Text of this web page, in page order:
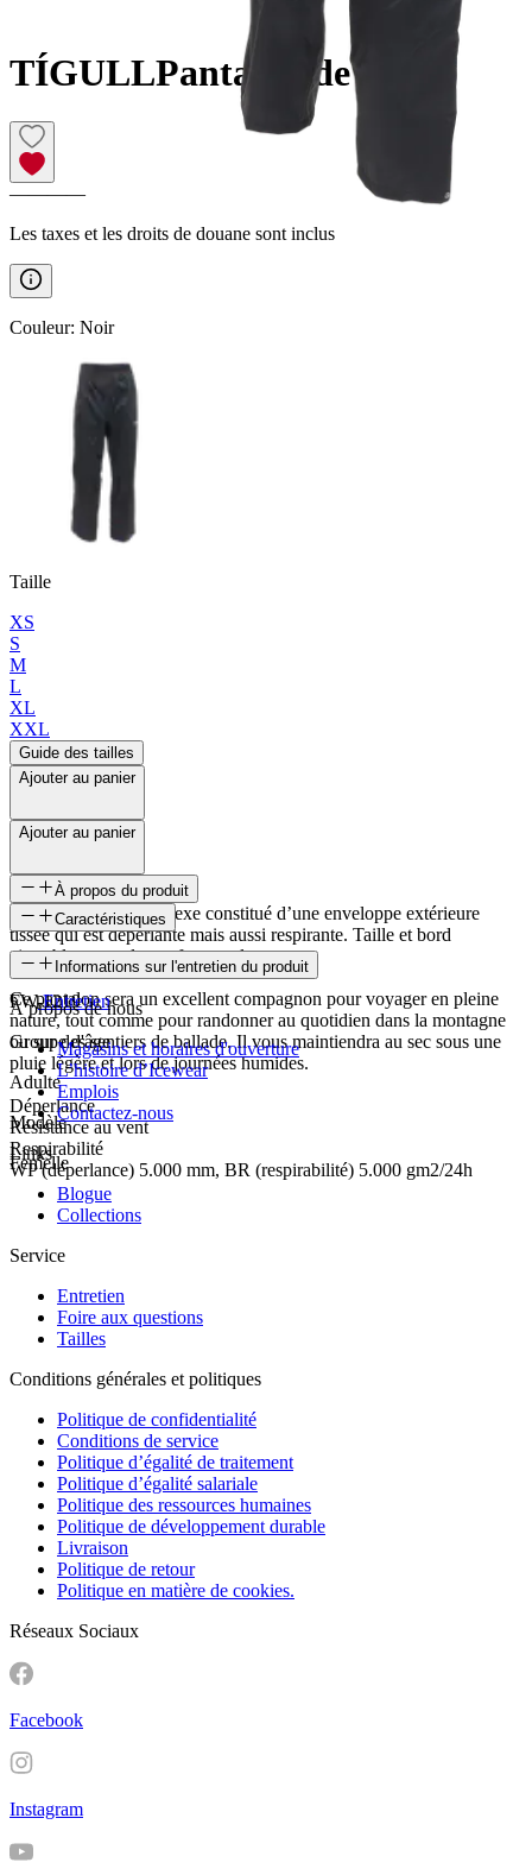
TÍGULLPantalon de pluie
————
Les taxes et les droits de douane sont inclus
Couleur: Noir
Taille
XS
S
M
L
XL
XXL
Guide des tailles
Ajouter au panier
Ajouter au panier
À propos du produit
Pantalon de pluie unisexe constitué d’une enveloppe extérieure
tissée qui est déperlante mais aussi respirante. Taille et bord
ajustables pour du confort en plus.
Ce pantalon sera un excellent compagnon pour voyager en pleine
nature, tout comme pour randonner au quotidien dans la montagne
ou sur des sentiers de ballade. Il vous maintiendra au sec sous une
pluie légère et lors de journées humides.
Déperlance
Résistance au vent
Respirabilité
WP (déperlance) 5.000 mm, BR (respirabilité) 5.000 gm2/24h
Caractéristiques
SKU
FW-1219
Groupe d'âge
Adulte
Modèle
Femelle
Informations sur l'entretien du produit
Entretien
À propos de nous
Magasins et horaires d'ouverture
L’histoire d’Icewear
Emplois
Contactez-nous
Links
Blogue
Collections
Service
Entretien
Foire aux questions
Tailles
Conditions générales et politiques
Politique de confidentialité
Conditions de service
Politique d’égalité de traitement
Politique d’égalité salariale
Politique des ressources humaines
Politique de développement durable
Livraison
Politique de retour
Politique en matière de cookies.
Réseaux Sociaux
Facebook
Instagram